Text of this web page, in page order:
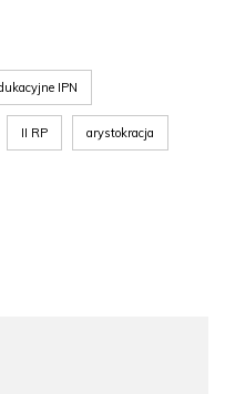
IPN
II RP arystokracja